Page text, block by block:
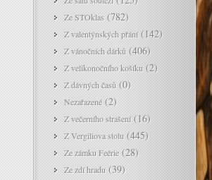
Ze STOklas (782)
Z valentýnských přání(142)
Z vánočních dárků (406)
Z velikonočního košíku (2)
Z dávných časů (0)
Nezařazené (2)
Z večerního strašení(16)
Z Vergiliova stolu (445)
Ze zámku Feérie (28)
Ze zdí hradu (39)